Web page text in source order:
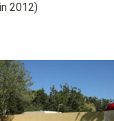
2012)